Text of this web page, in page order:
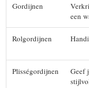
Gordijnen
een
Rolgordijnen
Plisségordijnen
Geef